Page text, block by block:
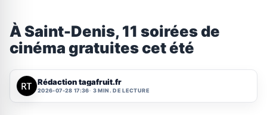
À Saint-Denis, 11 soirées de
cinéma gratuites cet été
Rédaction tagafruit.fr
2026-07-28 17:36 3 MIN. DE LECTURE